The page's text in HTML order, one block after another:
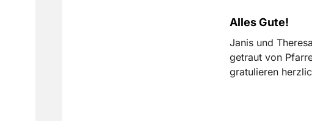
Alles Gute!
Janis und
getraut von
gratulieren